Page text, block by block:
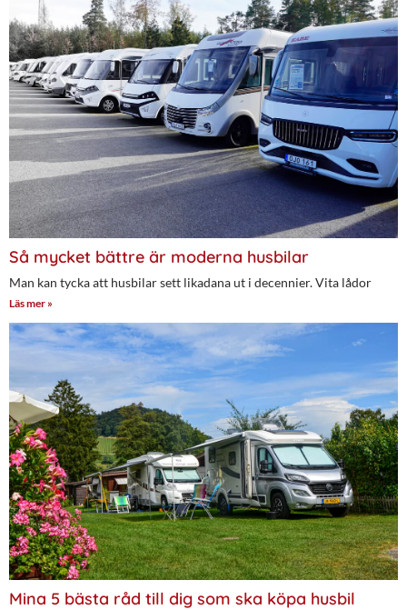
Så mycket bättre är moderna husbilar
Man kan tycka att husbilar sett likadana ut i decennier. Vita lådor
Läs mer »
Mina 5 bästa råd till dig som ska köpa husbil